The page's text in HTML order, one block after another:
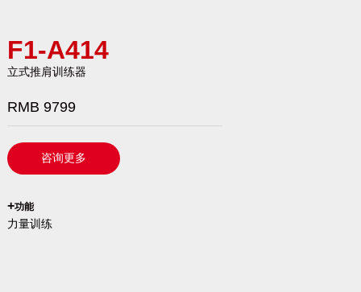
F1-A414
立式推肩训练器
RMB 9799
咨询更多
`
+功能
力量训练